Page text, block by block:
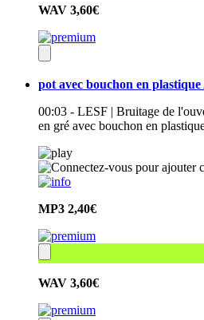
WAV 3,60€
pot avec bouchon en
00:03 - LESF | Bruitage de
en gré avec bouchon en
MP3 2,40€
WAV 3,60€